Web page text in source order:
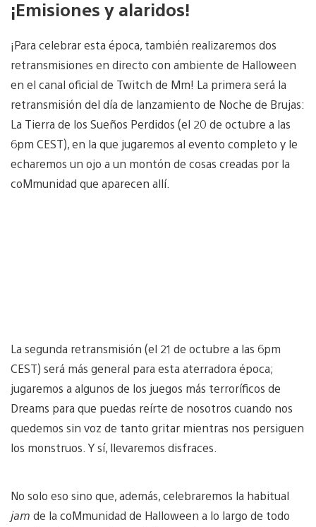
¡Emisiones y alaridos!
¡Para celebrar esta época, también realizaremos dos
retransmisiones en directo con ambiente de Halloween
en el canal oficial de Twitch de Mm! La primera será la
retransmisión del día de lanzamiento de Noche de Brujas:
La Tierra de los Sueños Perdidos (el 20 de octubre a las
6pm CEST), en la que jugaremos al evento completo y le
echaremos un ojo a un montón de cosas creadas por la
coMmunidad que aparecen allí.
La segunda retransmisión (el 21 de octubre a las 6pm
CEST) será más general para esta aterradora época;
jugaremos a algunos de los juegos más terroríficos de
Dreams para que puedas reírte de nosotros cuando nos
quedemos sin voz de tanto gritar mientras nos persiguen
los monstruos. Y sí, llevaremos disfraces.
No solo eso sino que, además, celebraremos la habitual
jam de la coMmunidad de Halloween a lo largo de todo